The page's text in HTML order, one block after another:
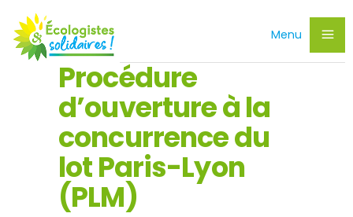
Menu
Procédure
d’ouverture à la
concurrence du
lot Paris-Lyon
(PLM)